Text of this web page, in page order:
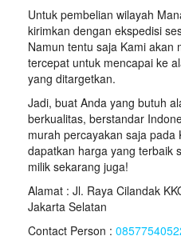
Untuk pembelian wilayah
kirimkan dengan ekspedisi
Namun tentu saja Kami akan
tercepat untuk mencapai ke
yang ditargetkan.
Jadi, buat Anda yang butuh
berkualitas, berstandar
murah percayakan saja pada
dapatkan harga yang terbaik
milik sekarang juga!
Alamat : Jl. Raya Cilandak
Jakarta Selatan
Contact Person :